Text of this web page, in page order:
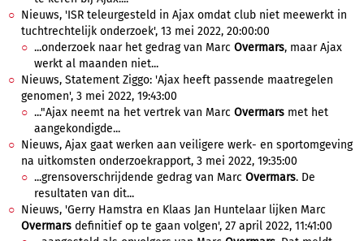
Nieuws, 'ISR teleurgesteld in Ajax omdat club niet meewerkt in
tuchtrechtelijk onderzoek', 13 mei 2022, 20:00:00
...onderzoek naar het gedrag van Marc Overmars, maar Ajax
werkt al maanden niet...
Nieuws, Statement Ziggo: 'Ajax heeft passende maatregelen
genomen', 3 mei 2022, 19:43:00
..."Ajax neemt na het vertrek van Marc Overmars met het
aangekondigde...
Nieuws, Ajax gaat werken aan veiligere werk- en sportomgeving
na uitkomsten onderzoekrapport, 3 mei 2022, 19:35:00
...grensoverschrijdende gedrag van Marc Overmars. De
resultaten van dit...
Nieuws, 'Gerry Hamstra en Klaas Jan Huntelaar lijken Marc
Overmars definitief op te gaan volgen', 27 april 2022, 11:41:00